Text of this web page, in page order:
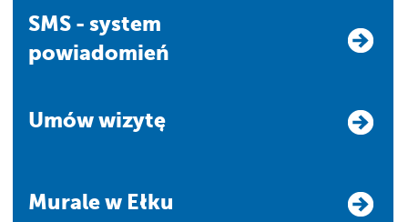
SMS - system
powiadomień
Umów wizytę
Murale w Ełku